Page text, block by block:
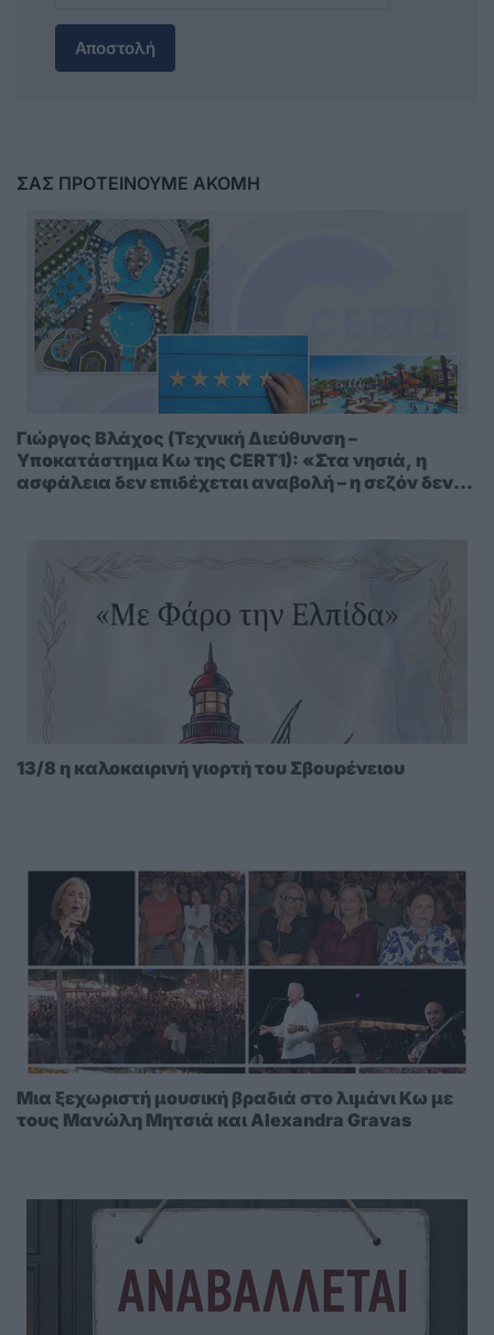
Αποστολή
ΣΑΣ ΠΡΟΤΕΙΝΟΥΜΕ ΑΚΟΜΗ
Γιώργος Βλάχος (Τεχνική Διεύθυνση –
Υποκατάστημα Κω της CERT1): «Στα νησιά, η
ασφάλεια δεν επιδέχεται αναβολή – η σεζόν δεν
13/8 η καλοκαιρινή γιορτή του Σβουρένειου
Μια ξεχωριστή μουσική βραδιά στο λιμάνι Κω με
τους Μανώλη Μητσιά και Alexandra Gravas